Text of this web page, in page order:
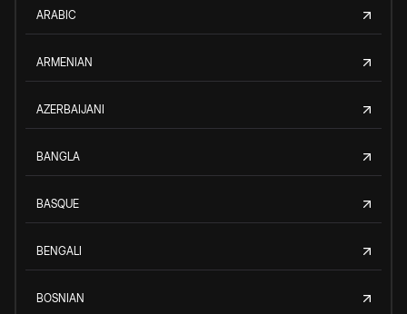
ARABIC
ARMENIAN
AZERBAIJANI
BANGLA
BASQUE
BENGALI
BOSNIAN